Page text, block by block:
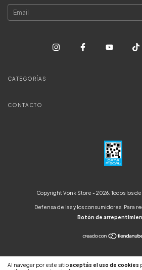
Al navegar por este sitioaceptás el uso de cookies
CATEGORÍAS
CONTACTO
Copyright Vonk Store - 2026. Todos los
Defensa de las y los consumidores. Para
Botón de